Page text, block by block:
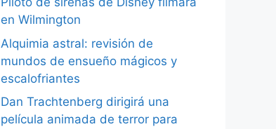
en Wilmington
Alquimia astral: revisión de
mundos de ensueño mágicos y
escalofriantes
Dan Trachtenberg dirigirá una
película animada de terror para